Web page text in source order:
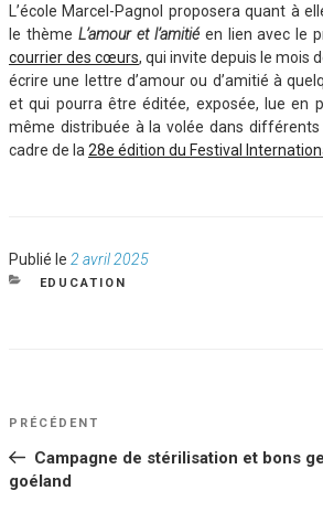
L’école Marcel-Pagnol proposera quant à
le thème L’amour et l’amitiéen lien avec le
courrier des cœurs, qui invite depuis le mois
écrire une lettre d’amour ou d’amitié à
et qui pourra être éditée, exposée, lue en
même distribuée à la volée dans différents
cadre de la 28e édition du Festival
Publié le Publié
le
2 avril 2025
CATÉGORIES
EDUCATION
NAVIGATION
DE
L’ARTICLE
Article
PRÉCÉDENT
Campagne de stérilisation et bons
goéland